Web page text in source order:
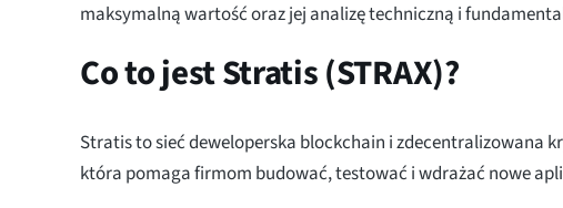
maksymalną wartość oraz jej analizę techniczną i
Co to jest Stratis (STRAX)?
Stratis to sieć deweloperska blockchain i zdecentralizowana
która pomaga firmom budować, testować i wdrażać nowe